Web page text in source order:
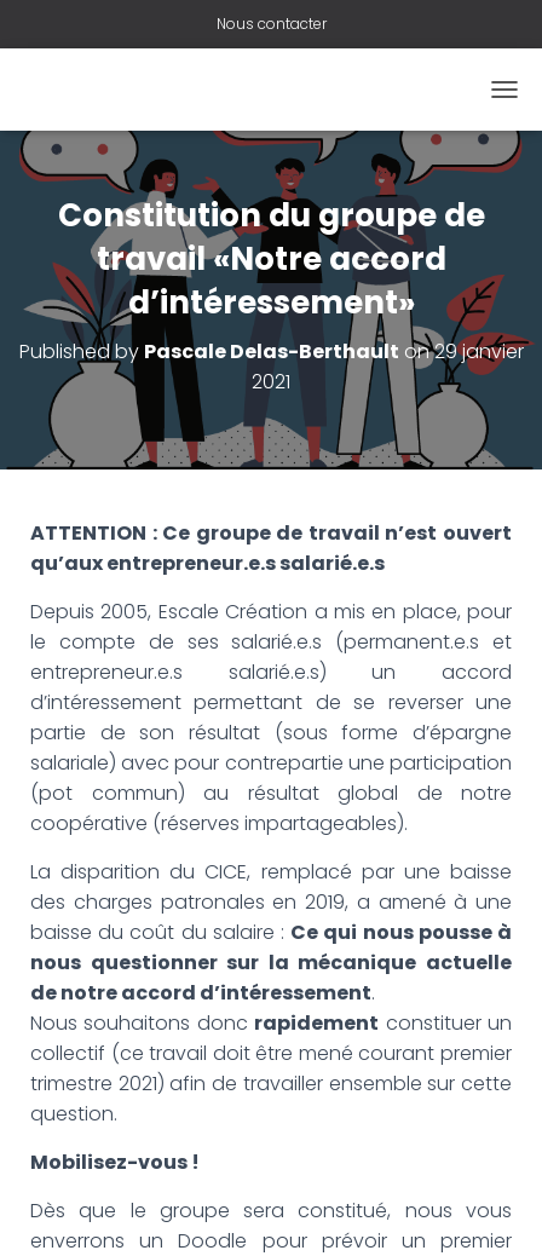
Nous contacter
U
V
R
M
E
A
I
G
I
O
N
Constitution du groupe de
travail «Notre accord
d’intéressement»
Published by Pascale Delas-Berthault on29 janvier
2021
ATTENTION : Ce groupe de travail n’est ouvert
qu’aux entrepreneur.e.s salarié.e.s
Depuis 2005, Escale Création a mis en place, pour
le compte de ses salarié.e.s (permanent.e.s et
entrepreneur.e.s salarié.e.s) un accord
d’intéressement permettant de se reverser une
partie de son résultat (sous forme d’épargne
salariale) avec pour contrepartie une participation
(pot commun) au résultat global de notre
coopérative (réserves impartageables).
La disparition du CICE, remplacé par une baisse
des charges patronales en 2019, a amené à une
baisse du coût du salaire : Ce qui nous pousse à
nous questionner sur la mécanique actuelle
de notre accord d’intéressement.
Nous souhaitons donc rapidement constituer un
collectif (ce travail doit être mené courant premier
trimestre 2021) afin de travailler ensemble sur cette
question.
Mobilisez-vous !
Dès que le groupe sera constitué, nous vous
enverrons un Doodle pour prévoir un premier